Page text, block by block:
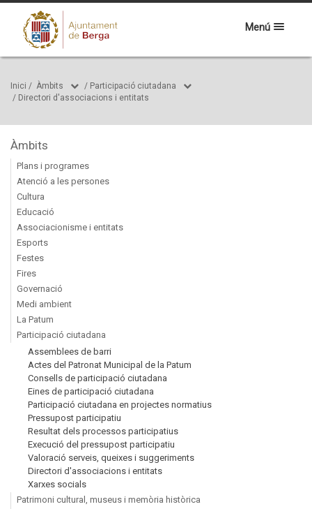
Menú
Inici / Àmbits / Participació ciutadana
/ Directori d'associacions i entitats
Àmbits
Plans i programes
Atenció a les persones
Cultura
Educació
Associacionisme i entitats
Esports
Festes
Fires
Governació
Medi ambient
La Patum
Participació ciutadana
Assemblees de barri
Actes del Patronat Municipal de la Patum
Consells de participació ciutadana
Eines de participació ciutadana
Participació ciutadana en projectes normatius
Pressupost participatiu
Resultat dels processos participatius
Execució del pressupost participatiu
Valoració serveis, queixes i suggeriments
Directori d'associacions i entitats
Xarxes socials
Patrimoni cultural, museus i memòria històrica